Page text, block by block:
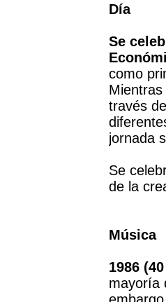
Día
Se
como
través
jornada
Se
de la
Música
1986
mayoría